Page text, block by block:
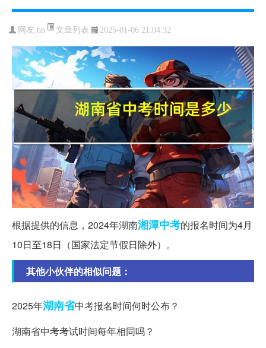
网友:hn 文章列表 2025-01-06 21:04:32
根据提供的信息，2024年湖南湘潭中考的报名时间为4月
10日至18日（国家法定节假日除外）。
其他小伙伴的相似问题：
2025年湖南省中考报名时间何时公布？
湖南省中考考试时间每年相同吗？